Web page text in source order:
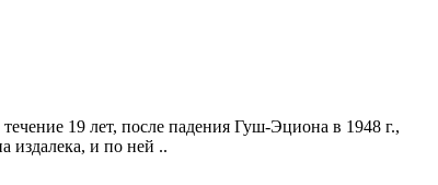
19 лет, после падения Гуш-Эциона в 1948 г.,
издалека, и по ней ..